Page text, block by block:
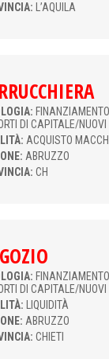
L’AQUILA
DI CAPITALE/NUOVI
ACQUISTO
ABRUZZO
CH
DI CAPITALE/NUOVI
LIQUIDITÀ
ABRUZZO
CHIETI